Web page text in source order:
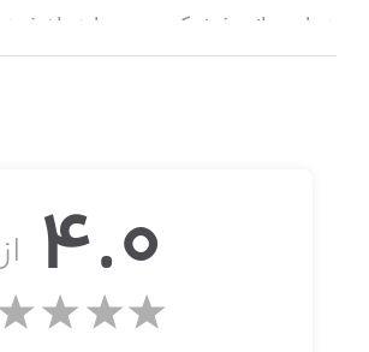
در این بازی فیزیک-محور، باید راه
جذاب را برای شما فراهم خواهد آورد.
· تا جایی که می‌توانید به سمت پایین
از ۵ 4.0